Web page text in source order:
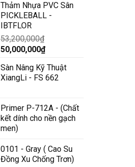
Thảm Nhựa PVC Sân
PICKLEBALL -
IBTFLOR
53,200,000₫
Giá
là:
53,200,000₫.
50,000,000₫Giá
tại
là:
Sàn Nâng Kỹ Thuật
XiangLi - FS 662
Primer P-712A - (Chất
kết dính cho nền gạch
men)
0101 - Gray ( Cao Su
Đồng Xu Chống Trơn)